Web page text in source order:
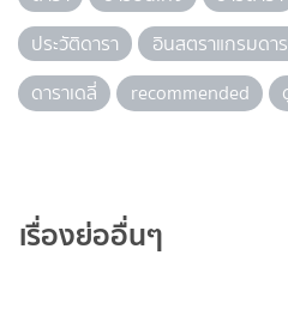
ประวัติดารา
อินสตราแกรมดา
ดาราเดลี่
recommended
เรื่องย่ออื่นๆ